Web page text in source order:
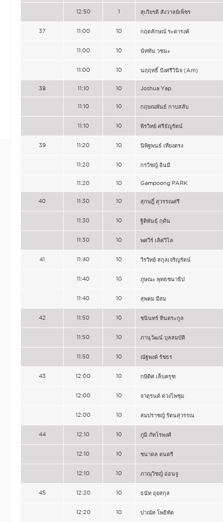
12:50 1 สุเกียรติ สังวาลย์เพ็ชร
37 11:00 10 กฤตลักษณ์ ระดารงค์
11:00 10 นัททัน วชนะ
11:00 10 นฤฤทธิ์ ปังศรีวินิจ (Am)
38 11:10 10 Joshua Yap
11:10 10 กฤษณพันธ์ กาบสลับ
11:10 10 พีรวิทย์ ศรีธัญรัตน์
39 11:20 10 นิพิฐพนธ์ เที่ยงตรง
11:20 10 กรวิชญ์ อินมี
11:20 10 Gampoong PARK
40 11:30 10 สุกษฎิ์ สุวรรณศรี
11:30 10 ฐิติพันธุ์ กุดั่น
11:30 10 พศวีร์ เลิศวิไล
41 11:40 10 วีรวิทย์ สกุลเจริญรัตน์
11:40 10 ภูษณะ พุทธชนาธิป
11:40 10 สุพคม มีสม
42 11:50 10 ชนินทร์ ทินตระกูล
11:50 10 ภานุวัฒน์ บุลสมบัติ
11:50 10 ณัฐพงค์ รัชธร
43 12:00 10 กษิดิศ เล็บครุฑ
12:00 10 จาตุรนต์ ดวงไพชุม
12:00 10 สมปราชญ์ รัตนสุวรรณ
44 12:10 10 ภูมิ ภัทโรพงศ์
12:10 10 ชนาดล ดนตรี
12:10 10 ภาณุวิชญ์ อ่อนจู
45 12:20 10 ธนัท อุยสกุล
12:20 10 ปาณัท โพธิทัต